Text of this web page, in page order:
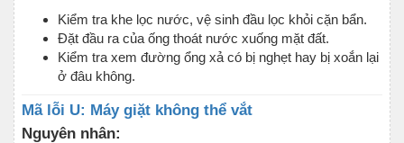
Kiểm tra khe lọc nước, vệ sinh đầu lọc khỏi cặn bẩn.
Đặt đầu ra của ống thoát nước xuống mặt đất.
Kiểm tra xem đường ổng xả có bị nghẹt hay bị xoắn lại
ở đâu không.
Mã lỗi U: Máy giặt không thể vắt
Nguyên nhân: